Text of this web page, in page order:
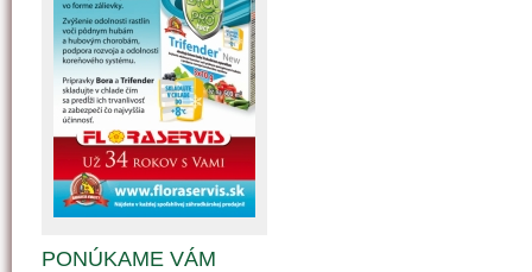
PONÚKAME VÁM